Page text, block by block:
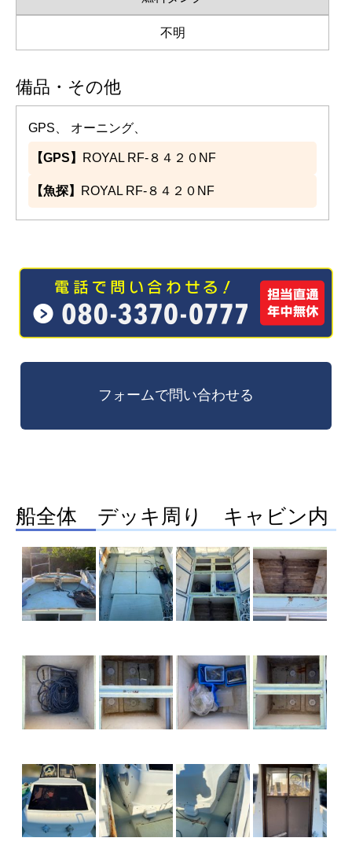
不明
備品・その他
GPS、 オーニング、
【GPS】 ROYAL RF-８４２０NF
【魚探】 ROYAL RF-８４２０NF
船全体 デッキ周り キャビン内